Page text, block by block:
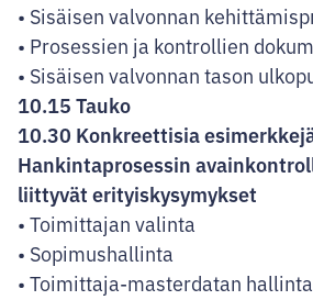
• Sisäisen valvonnan
• Prosessien ja kontrollien
• Sisäisen valvonnan tason
10.15 Tauko
10.30 Konkreettisia
Hankintaprosessin
liittyvät erityiskysymykset
• Toimittajan valinta
• Sopimushallinta
• Toimittaja-masterdatan hallinta